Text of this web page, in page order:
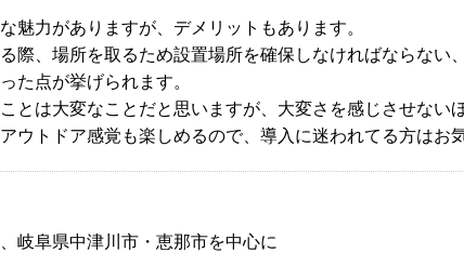
魅力がありますが、デメリットもあります。
際、場所を取るため設置場所を確保しなければならない
た点が挙げられます。
とは大変なことだと思いますが、大変さを感じさせない
ウトドア感覚も楽しめるので、導入に迷われてる方はお
岐阜県中津川市・恵那市を中心に